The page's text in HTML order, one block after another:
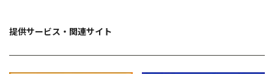
提供サービス・関連サイト